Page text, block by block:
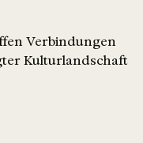
Verbindungen
Kulturlandschaft